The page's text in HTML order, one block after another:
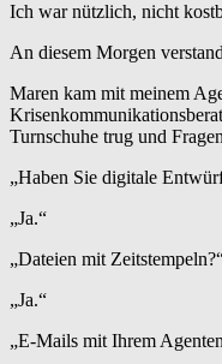
Ich war nützlich, nicht
An diesem Morgen
Maren kam mit meinem
Turnschuhe trug und
„Haben Sie digitale
„Ja.“
„Dateien mit
„Ja.“
„E-Mails mit Ihrem